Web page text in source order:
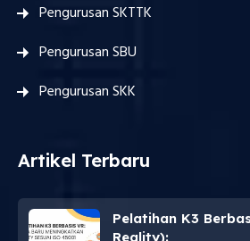
Pengurusan SKTTK
Pengurusan SBU
Pengurusan SKK
Artikel Terbaru
Pelatihan K3
Reality):